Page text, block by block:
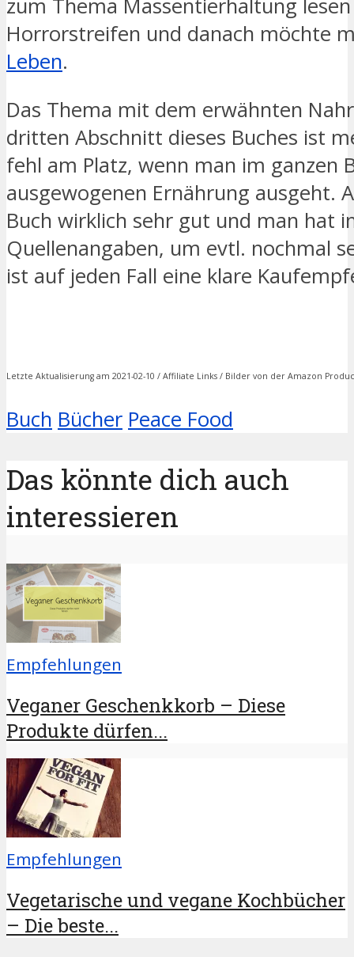
zum Thema Massentierhaltung
Horrorstreifen und danach möchte
Leben.
Das Thema mit dem erwähnten
dritten Abschnitt dieses Buches ist
fehl am Platz, wenn man im ganzen
ausgewogenen Ernährung ausgeht.
Buch wirklich sehr gut und man hat
Quellenangaben, um evtl. nochmal
ist auf jeden Fall eine klare
Letzte Aktualisierung am 2021-02-10 / Affiliate Links / Bilder von der Amazon
Buch Bücher Peace Food
Das könnte dich auch
interessieren
Empfehlungen
Veganer Geschenkkorb – Diese
Produkte dürfen...
Empfehlungen
Vegetarische und vegane Kochbücher
– Die beste...